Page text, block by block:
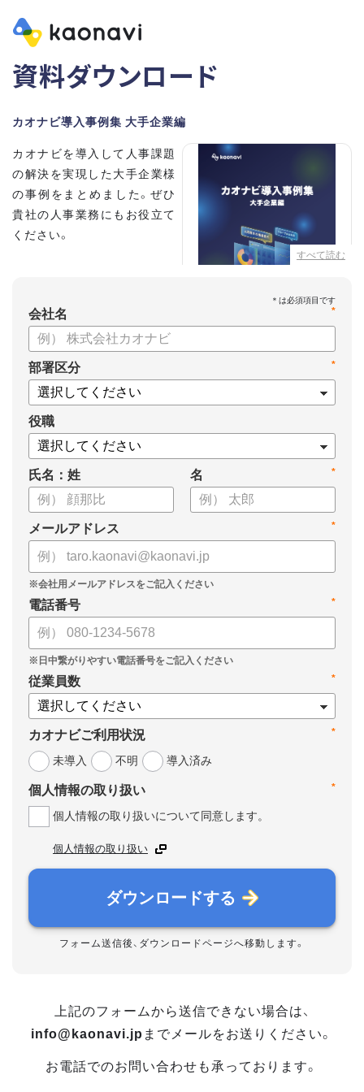
資料ダウンロード
カオナビ導入事例集 大手企業編
すべて読む
カオナビを導入して人事課題
の解決を実現した大手企業様
の事例をまとめました。ぜひ
貴社の人事業務にもお役立て
ください。
・本田技研工業株式会社
・沖電気工業株式会社
・三菱UFJニコス株式会社
・SOMPOひまわり生命保険株式会社
・スミセイ情報システム株式会社
*
会社名
*
部署区分
役職
氏名：姓 *
名
*
メールアドレス
*
電話番号
*
従業員数
*
カオナビご利用状況
未導入
不明 導入済み
*
個人情報の取り扱い
個人情報の取り扱いについて同意します。
個人情報の取り扱い
ダウンロードする
フォーム送信後、ダウンロードページへ移動します。
上記のフォームから送信できない場合は、
info@kaonavi.jp までメールをお送りください。
お電話でのお問い合わせも承っております。